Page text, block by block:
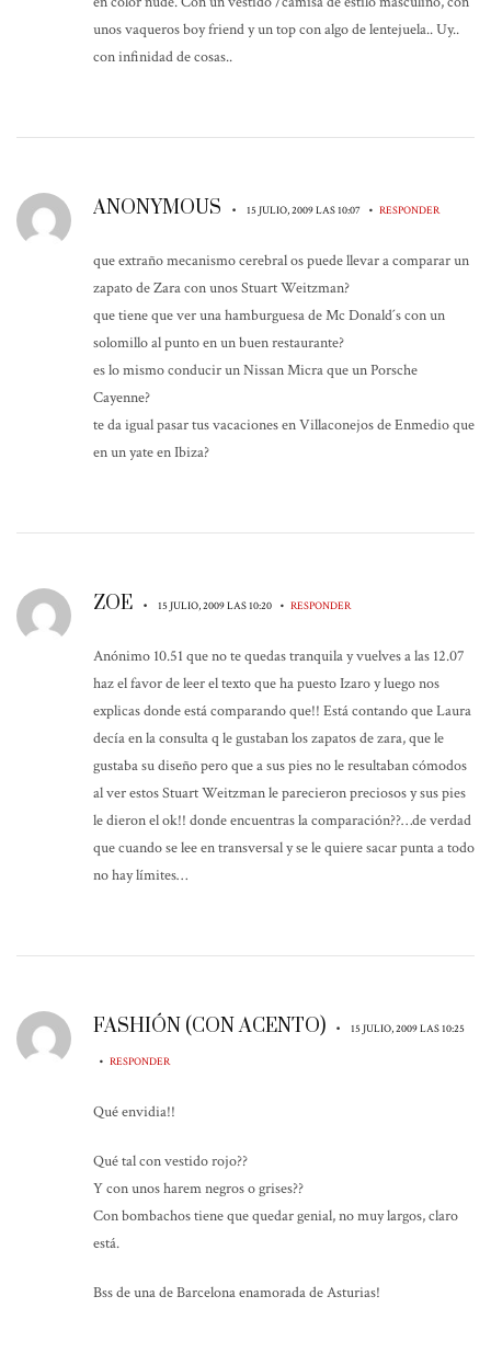
unos vaqueros boy friend y un top con algo de lentejuela.. Uy..
con infinidad de cosas..
ANONYMOUS • 15 JULIO, 2009 LAS 10:07 • RESPONDER
que extraño mecanismo cerebral os puede llevar a comparar un
zapato de Zara con unos Stuart Weitzman?
que tiene que ver una hamburguesa de Mc Donald´s con un
solomillo al punto en un buen restaurante?
es lo mismo conducir un Nissan Micra que un Porsche
Cayenne?
te da igual pasar tus vacaciones en Villaconejos de Enmedio que
en un yate en Ibiza?
ZOE • 15 JULIO, 2009 LAS 10:20 • RESPONDER
Anónimo 10.51 que no te quedas tranquila y vuelves a las 12.07
haz el favor de leer el texto que ha puesto Izaro y luego nos
explicas donde está comparando que!! Está contando que Laura
decía en la consulta q le gustaban los zapatos de zara, que le
gustaba su diseño pero que a sus pies no le resultaban cómodos
al ver estos Stuart Weitzman le parecieron preciosos y sus pies
le dieron el ok!! donde encuentras la comparación??…de verdad
que cuando se lee en transversal y se le quiere sacar punta a todo
no hay límites…
FASHIÓN (CON ACENTO) • 15 JULIO, 2009 LAS 10:25
• RESPONDER
Qué envidia!!
Qué tal con vestido rojo??
Y con unos harem negros o grises??
Con bombachos tiene que quedar genial, no muy largos, claro
está.
Bss de una de Barcelona enamorada de Asturias!